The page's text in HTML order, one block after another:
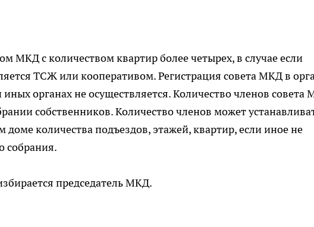
МКД с количеством квартир более четырех, в случае если
ТСЖ или кооперативом. Регистрация совета МКД в
органах не осуществляется. Количество членов совета
собственников. Количество членов может
количества подъездов, этажей, квартир, если иное не
собрания.
председатель МКД.